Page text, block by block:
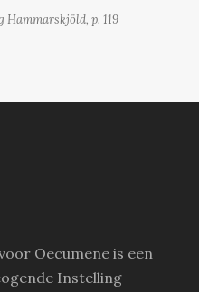
p. 119
Oecumene is een
Instelling